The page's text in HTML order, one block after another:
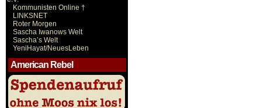
Kommunisten Online †
LINKSNET
Roter Morgen
Sascha Iwanows Welt
Sascha’s Welt
YeniHayat/NeuesLeben
American Rebel